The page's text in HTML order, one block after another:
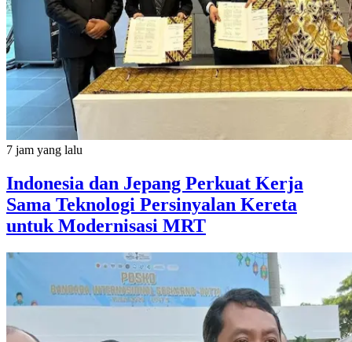
7 jam yang lalu
Indonesia dan Jepang Perkuat Kerja
Sama Teknologi Persinyalan Kereta
untuk Modernisasi MRT